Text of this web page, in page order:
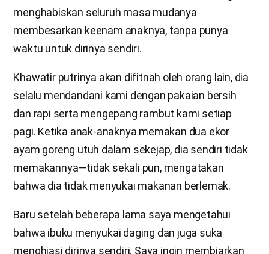
menghabiskan seluruh masa mudanya
membesarkan keenam anaknya, tanpa punya
waktu untuk dirinya sendiri.
Khawatir putrinya akan difitnah oleh orang lain, dia
selalu mendandani kami dengan pakaian bersih
dan rapi serta mengepang rambut kami setiap
pagi. Ketika anak-anaknya memakan dua ekor
ayam goreng utuh dalam sekejap, dia sendiri tidak
memakannya―tidak sekali pun, mengatakan
bahwa dia tidak menyukai makanan berlemak.
Baru setelah beberapa lama saya mengetahui
bahwa ibuku menyukai daging dan juga suka
menghiasi dirinya sendiri. Saya ingin membiarkan